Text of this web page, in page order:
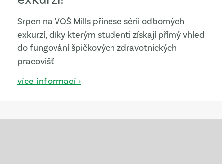
Srpen na VOŠ Mills přinese sérii odborných
exkurzí, díky kterým studenti získají přímý vhled
do fungování špičkových zdravotnických
pracovišť
více informací ›